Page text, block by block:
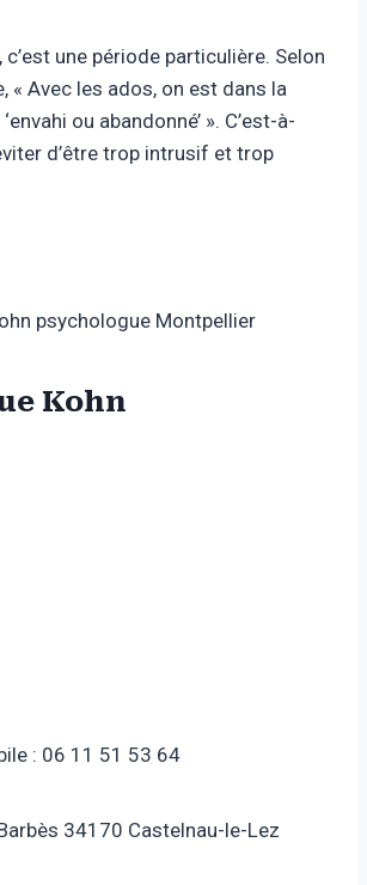
c’est une période particulière. Selon
« Avec les ados, on est dans la
ou abandonné’ ». C’est-à-
d’être trop intrusif et trop
Kohn
: 06 11 51 53 64
34170 Castelnau-le-Lez